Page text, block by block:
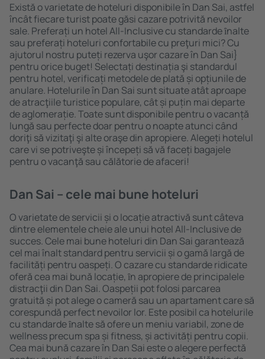
Există o varietate de hoteluri disponibile în Dan Sai, astfel
încât fiecare turist poate găsi cazare potrivită nevoilor
sale. Preferați un hotel All-Inclusive cu standarde ȋnalte
sau preferați hoteluri confortabile cu preţuri mici? Cu
ajutorul nostru puteți rezerva uşor cazare în Dan Sai}
pentru orice buget! Selectați destinația şi standardul
pentru hotel, verificați metodele de plată și opțiunile de
anulare. Hotelurile în Dan Sai sunt situate atât aproape
de atracţiile turistice populare, cât și puțin mai departe
de aglomerație. Toate sunt disponibile pentru o vacanță
lungă sau perfecte doar pentru o noapte atunci când
doriţi să vizitaţi şi alte oraşe din apropiere. Alegeți hotelul
care vi se potriveşte și începeți să vă faceți bagajele
pentru o vacanţă sau călătorie de afaceri!
Dan Sai – cele mai bune hoteluri
O varietate de servicii și o locație atractivă sunt câteva
dintre elementele cheie ale unui hotel All-Inclusive de
succes. Cele mai bune hoteluri din Dan Sai garantează
cel mai înalt standard pentru servicii și o gamă largă de
facilități pentru oaspeți. O cazare cu standarde ridicate
oferă cea mai bună locație, ȋn apropiere de principalele
distracţii din Dan Sai. Oaspeții pot folosi parcarea
gratuită și pot alege o cameră sau un apartament care să
corespundă perfect nevoilor lor. Este posibil ca hotelurile
cu standarde ȋnalte să ofere un meniu variabil, zone de
wellness precum spa și fitness, și activități pentru copii.
Cea mai bună cazare în Dan Sai este o alegere perfectă